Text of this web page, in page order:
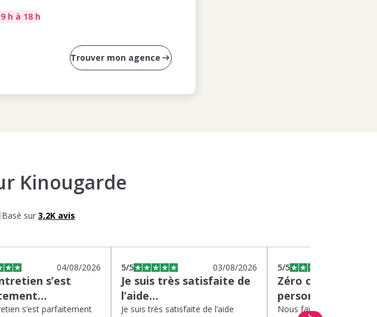
h à 18 h
Trouver mon agence
Kinougarde
Basé sur 3,2Kavis
04/08/2026
s’est
s’est parfaitement
5/5 03/08/2026
Je suis très satisfaite de
l’aide…
Je suis très satisfaite de l’aide
5/5
Zéro charge
personnel de
Nous faisons appel à